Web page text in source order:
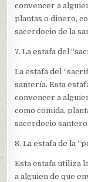
convencer a
plantas o dinero,
sacerdocio de la
7. La estafa del
La estafa del
santería. Esta
convencer a
como comida,
sacerdocio santero.
8. La estafa de la
Esta estafa utiliza
a alguien de que